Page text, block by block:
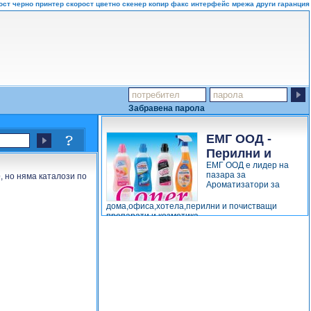
черно принтер скорост цветно скенер копир факс интерфейс мрежа други гаранция
Забравена парола
ЕМГ ООД -
Перилни и
почистващи
препарати -...
ЕМГ ООД е лидер на
пазара за
Ароматизатори за
дома,офиса,хотела,перилни и почистващи
препарати и козметика...
но няма каталози по